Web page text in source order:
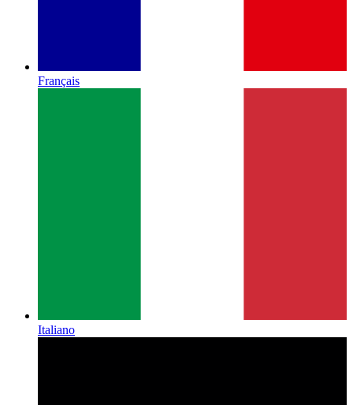
Français
Italiano